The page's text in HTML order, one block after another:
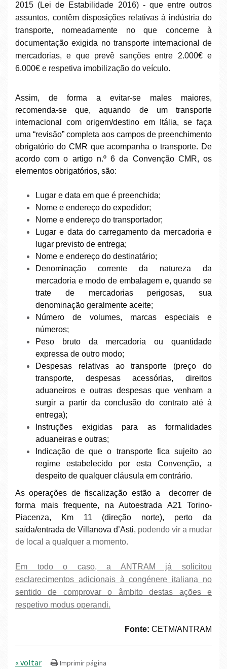
2015 (Lei de Estabilidade 2016) - que entre outros
assuntos, contêm disposições relativas à indústria do
transporte, nomeadamente no que concerne à
documentação exigida no transporte internacional de
mercadorias, e que prevê sanções entre 2.000€ e
6.000€ e respetiva imobilização do veículo.
Assim, de forma a evitar-se males maiores,
recomenda-se que, aquando de um transporte
internacional com origem/destino em Itália, se faça
uma “revisão” completa aos campos de preenchimento
obrigatório do CMR que acompanha o transporte. De
acordo com o artigo n.º 6 da Convenção CMR, os
elementos obrigatórios, são:
Lugar e data em que é preenchida;
Nome e endereço do expedidor;
Nome e endereço do transportador;
Lugar e data do carregamento da mercadoria e
lugar previsto de entrega;
Nome e endereço do destinatário;
Denominação corrente da natureza da
mercadoria e modo de embalagem e, quando se
trate de mercadorias perigosas, sua
denominação geralmente aceite;
Número de volumes, marcas especiais e
números;
Peso bruto da mercadoria ou quantidade
expressa de outro modo;
Despesas relativas ao transporte (preço do
transporte, despesas acessórias, direitos
aduaneiros e outras despesas que venham a
surgir a partir da conclusão do contrato até à
entrega);
Instruções exigidas para as formalidades
aduaneiras e outras;
Indicação de que o transporte fica sujeito ao
regime estabelecido por esta Convenção, a
despeito de qualquer cláusula em contrário.
As operações de fiscalização estão a decorrer de
forma mais frequente, na Autoestrada A21 Torino-
Piacenza, Km 11 (direção norte), perto da
saída/entrada de Villanova d’Asti, podendo vir a mudar
de local a qualquer a momento.
Em todo o caso, a ANTRAM já solicitou
esclarecimentos adicionais à congénere italiana no
sentido de comprovar o âmbito destas ações e
respetivo modus operandi.
Fonte: CETM/ANTRAM
« voltar